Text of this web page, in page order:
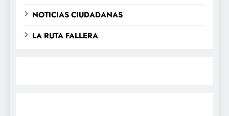
NOTICIAS CIUDADANAS
LA RUTA FALLERA